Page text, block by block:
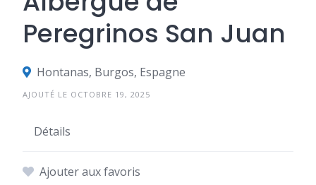
Peregrinos San Juan
Hontanas, Burgos, Espagne
AJOUTÉ LE OCTOBRE 19, 2025
Détails
Ajouter aux favoris